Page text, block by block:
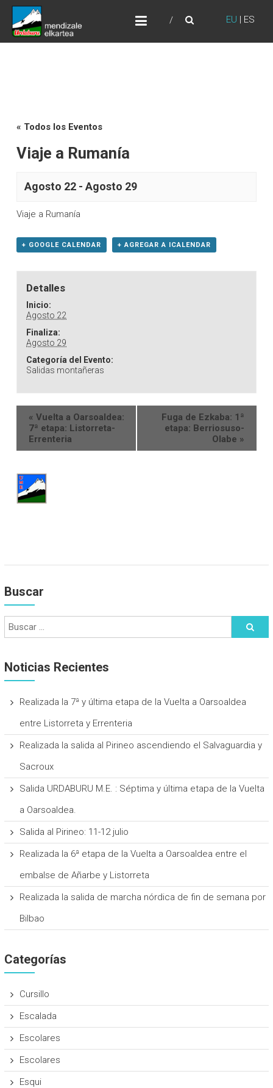
Skip
content
EU | ES
URDABURU
Grupo de Montaña
« Todos los Eventos
Viaje a Rumanía
Agosto 22- Agosto 29
Viaje a Rumanía
+ GOOGLE CALENDAR + AGREGAR A ICALENDAR
Detalles
Inicio:
Agosto 22
Finaliza:
Agosto 29
Categoría del Evento:
Salidas montañeras
« Vuelta a Oarsoaldea:
7ª etapa: Listorreta-
Errenteria
Fuga de Ezkaba: 1ª
etapa: Berriosuso-
Olabe »
Buscar
Noticias Recientes
Realizada la 7ª y última etapa de la Vuelta a Oarsoaldea
entre Listorreta y Errenteria
Realizada la salida al Pirineo ascendiendo el Salvaguardia y
Sacroux
Salida URDABURU M.E. : Séptima y última etapa de la Vuelta
a Oarsoaldea.
Salida al Pirineo: 11-12 julio
Realizada la 6ª etapa de la Vuelta a Oarsoaldea entre el
embalse de Añarbe y Listorreta
Realizada la salida de marcha nórdica de fin de semana por
Bilbao
Categorías
Cursillo
Escalada
Escolares
Escolares
Esqui